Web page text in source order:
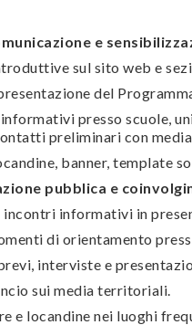
e
sul sito web e
del
presso scuole,
preliminari con
banner, template
pubblica e
informativi in
di orientamento
interviste e
sui media territoriali.
e locandine nei luoghi